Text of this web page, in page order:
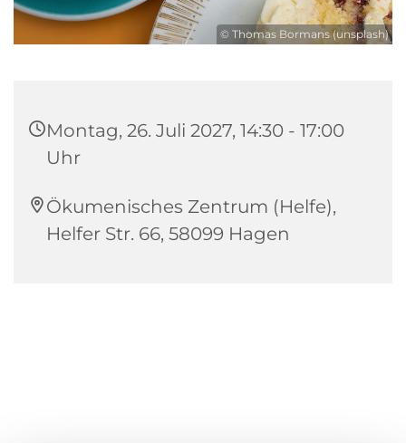
© Thomas Bormans (unsplash)
Montag, 26. Juli 2027, 14:30 - 17:00
Uhr
Ökumenisches Zentrum (Helfe),
Helfer Str. 66, 58099 Hagen